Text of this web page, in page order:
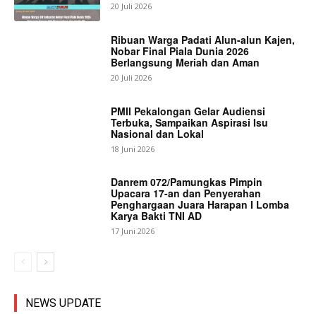
20 Juli 2026
Ribuan Warga Padati Alun-alun Kajen,
Nobar Final Piala Dunia 2026
Berlangsung Meriah dan Aman
20 Juli 2026
PMII Pekalongan Gelar Audiensi
Terbuka, Sampaikan Aspirasi Isu
Nasional dan Lokal
18 Juni 2026
Danrem 072/Pamungkas Pimpin
Upacara 17-an dan Penyerahan
Penghargaan Juara Harapan I Lomba
Karya Bakti TNI AD
17 Juni 2026
NEWS UPDATE